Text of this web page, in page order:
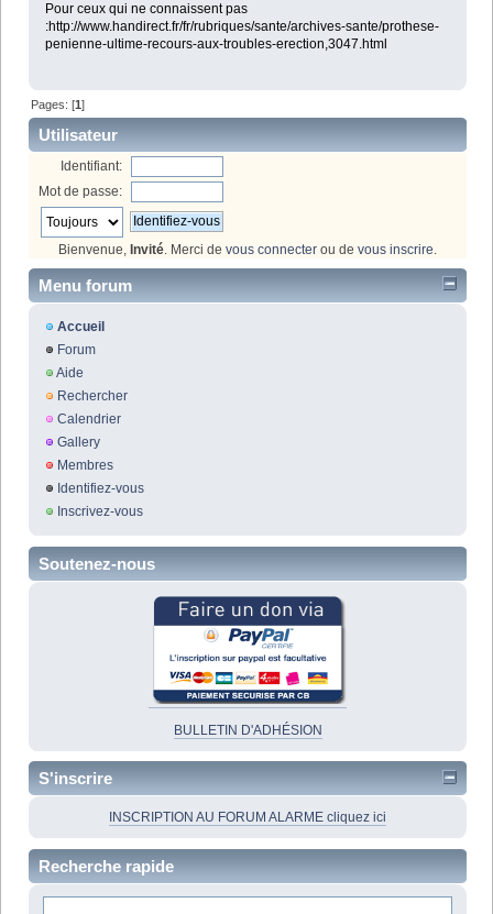
Pour ceux qui ne connaissent pas
:http://www.handirect.fr/fr/rubriques/sante/archives-sante/prothese-
penienne-ultime-recours-aux-troubles-erection,3047.html
Pages: [1]
Utilisateur
Identifiant:
Mot de passe:
Bienvenue, Invité. Merci de vous connecter ou de vous inscrire.
Menu forum
Accueil
Forum
Aide
Rechercher
Calendrier
Gallery
Membres
Identifiez-vous
Inscrivez-vous
Soutenez-nous
BULLETIN D'ADHÉSION
S'inscrire
INSCRIPTION AU FORUM ALARME cliquez ici
Recherche rapide